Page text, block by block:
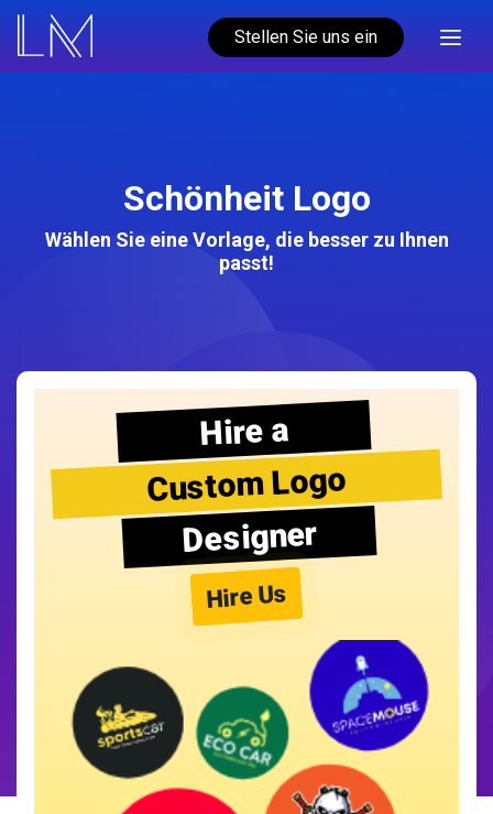
Stellen Sie uns ein
Schönheit Logo
Wählen Sie eine Vorlage, die besser zu Ihnen
passt!
Hire a
Custom Logo
Designer
Hire Us